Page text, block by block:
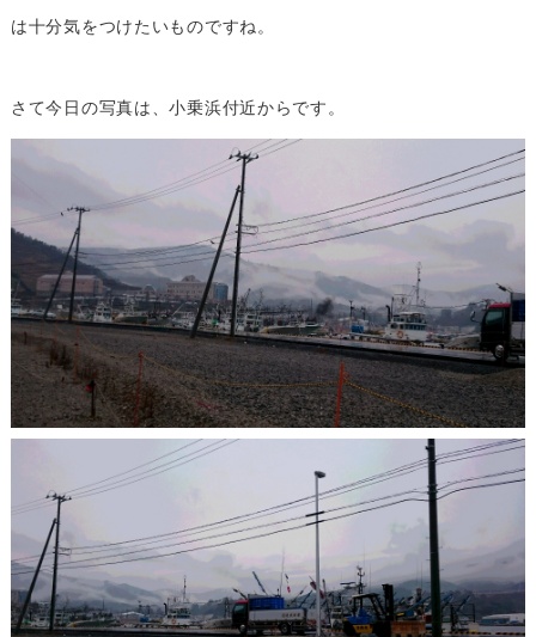
は十分気をつけたいものですね。
さて今日の写真は、小乗浜付近からです。